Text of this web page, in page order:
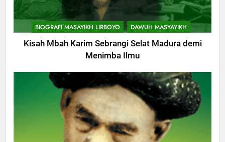
BIOGRAFI MASAYIKH LIRBOYO DAWUH MASYAYIKH
Kisah Mbah Karim Sebrangi Selat Madura demi
Menimba Ilmu